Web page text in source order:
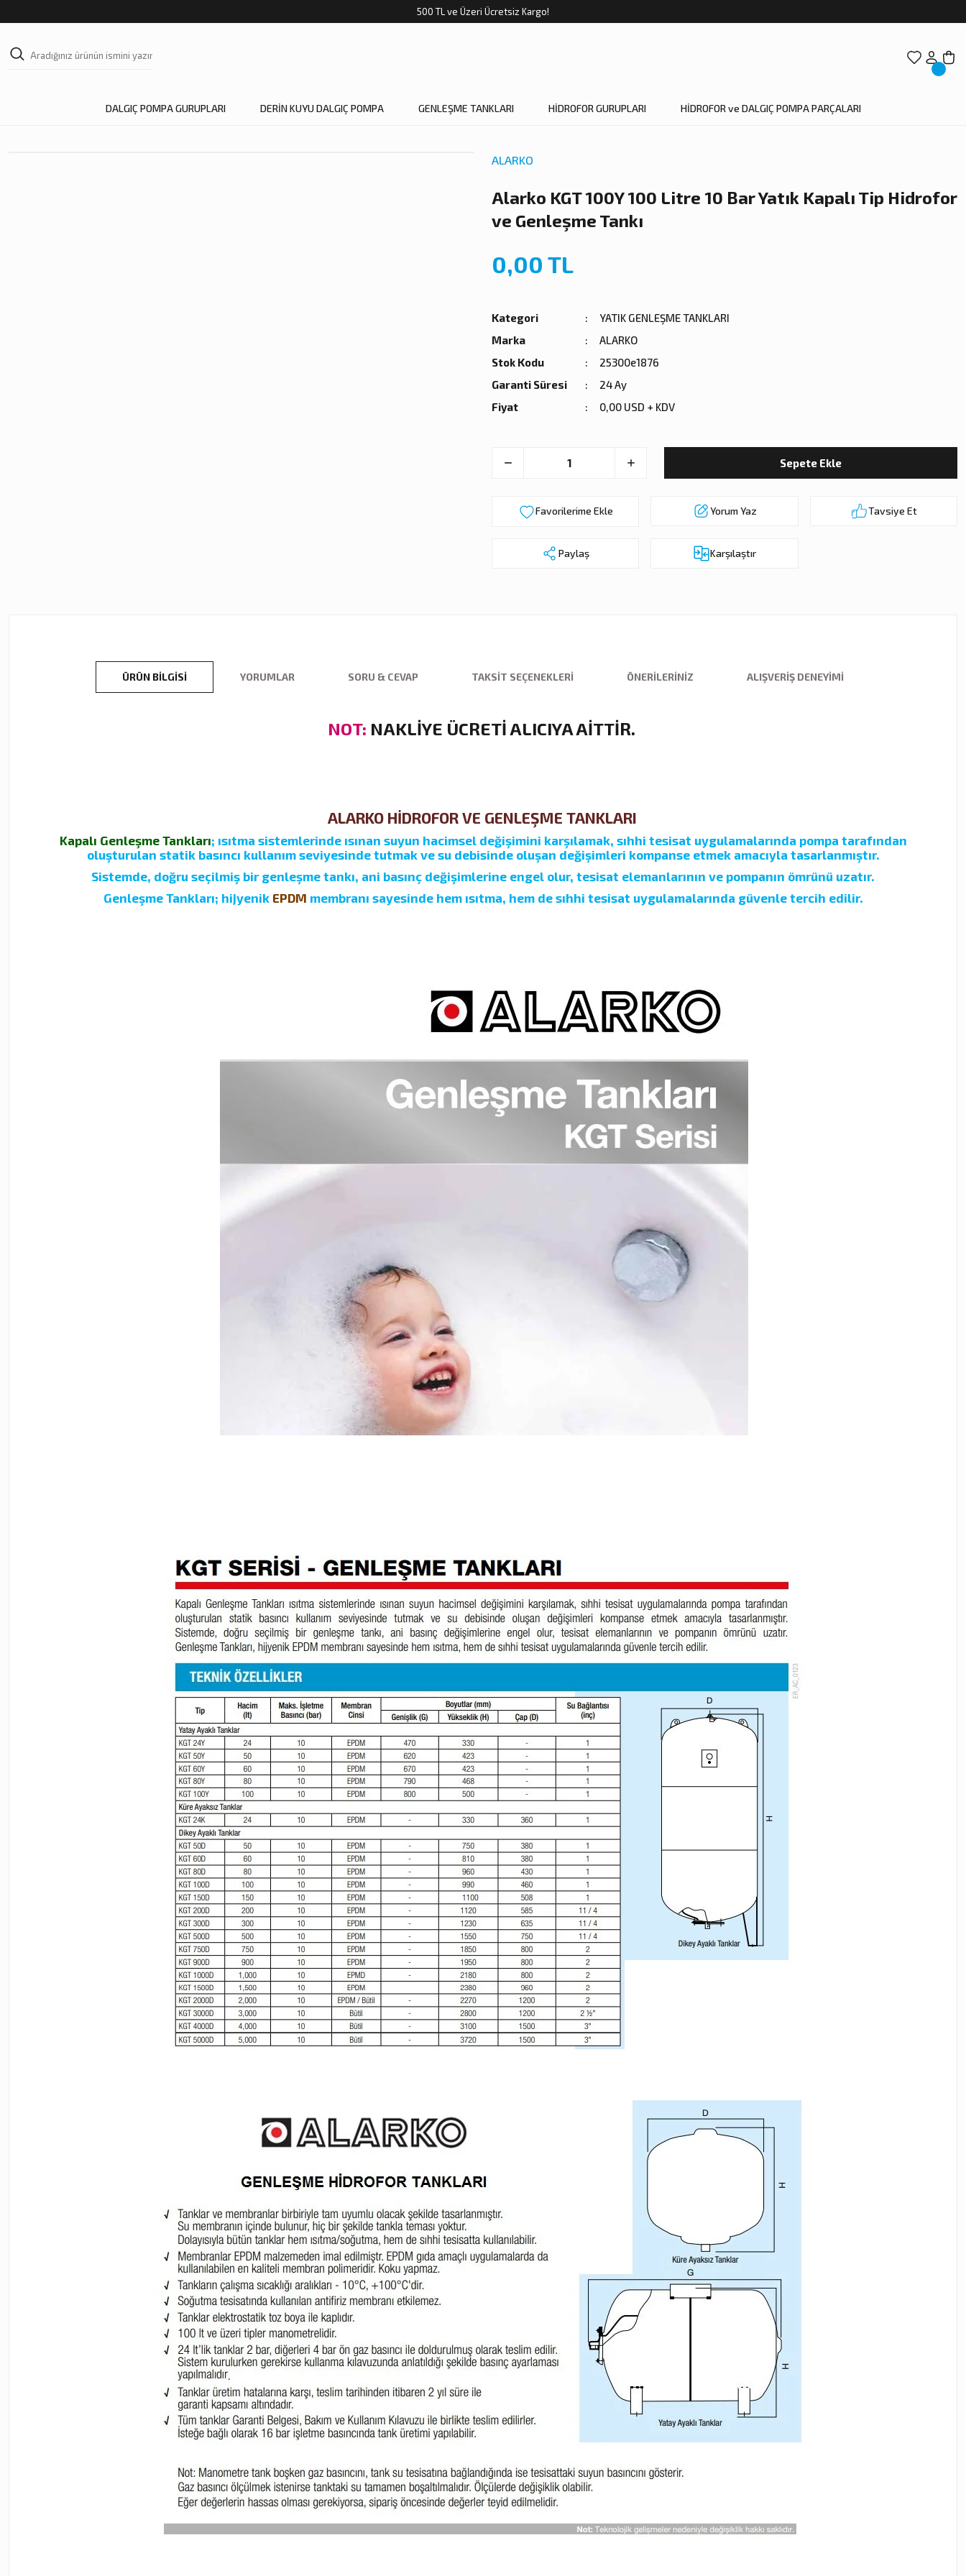
500 TL ve Üzeri Ücretsiz Kargo!
DALGIÇ POMPA GURUPLARI DERİN KUYU DALGIÇ POMPA GENLEŞME TANKLARI HİDROFOR GURUPLARI HİDROFOR ve DALGIÇ POMPA PARÇALARI
ALARKO
Alarko KGT 100Y 100 Litre 10 Bar Yatık Kapalı Tip Hidrofor
ve Genleşme Tankı
0,00 TL
Kategori
YATIK GENLEŞME TANKLARI
Marka
ALARKO
Stok Kodu
25300e1876
Garanti Süresi
24 Ay
Fiyat
0,00 USD + KDV
Sepete Ekle
Yorum Yaz Tavsiye Et
Paylaş Karşılaştır
ÜRÜN BILGISI YORUMLAR SORU & CEVAP TAKSIT SEÇENEKLERI ÖNERILERINIZ ALIŞVERIŞ DENEYIMI
NOT: NAKLİYE ÜCRETİ ALICIYA AİTTİR.
ALARKO HİDROFOR VE GENLEŞME TANKLARI
Kapalı Genleşme Tankları; ısıtma sistemlerinde ısınan suyun hacimsel değişimini karşılamak, sıhhi tesisat uygulamalarında pompa tarafından
oluşturulan statik basıncı kullanım seviyesinde tutmak ve su debisinde oluşan değişimleri kompanse etmek amacıyla tasarlanmıştır.
Sistemde, doğru seçilmiş bir genleşme tankı, ani basınç değişimlerine engel olur, tesisat elemanlarının ve pompanın ömrünü uzatır.
Genleşme Tankları; hijyenik EPDM membranı sayesinde hem ısıtma, hem de sıhhi tesisat uygulamalarında güvenle tercih edilir.